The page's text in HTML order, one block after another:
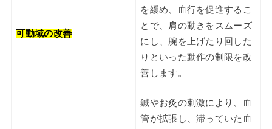
可動域の改善
を緩め、血行を促進するこ
とで、肩の動きをスムーズ
にし、腕を上げたり回した
りといった動作の制限を改
善します。
鍼やお灸の刺激により、血
管が拡張し、滞っていた血